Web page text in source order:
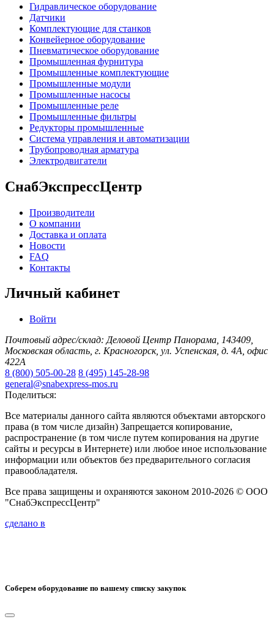
Гидравлическое оборудование
Датчики
Комплектующие для станков
Конвейерное оборудование
Пневматическое оборудование
Промышленная фурнитура
Промышленные комплектующие
Промышленные модули
Промышленные насосы
Промышленные реле
Промышленные фильтры
Редукторы промышленные
Система управления и автоматизации
Трубопроводная арматура
Электродвигатели
СнабЭкспрессЦентр
Производители
О компании
Доставка и оплата
Новости
FAQ
Контакты
Личный кабинет
Войти
Почтовый адрес/склад: Деловой Центр Панорама, 143409,
Московская область, г. Красногорск, ул. Успенская, д. 4А, офис
422А
8 (800) 505-00-28 8 (495) 145-28-98
general@snabexpress-mos.ru
Поделиться:
Все материалы данного сайта являются объектами авторского
права (в том числе дизайн) Запрещается копирование,
распространение (в том числе путем копирования на другие
сайты и ресурсы в Интернете) или любое иное использование
информации или объектов без предварительного согласия
правообладателя.
Все права защищены и охраняются законом 2010-2026 © ООО
"СнабЭкспрессЦентр"
сделано в
Соберем оборудование по вашему списку закупок